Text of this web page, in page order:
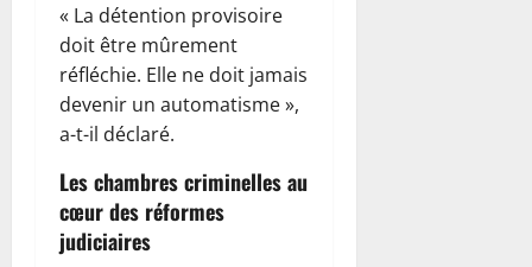
« La détention provisoire
doit être mûrement
réfléchie. Elle ne doit jamais
devenir un automatisme »,
a-t-il déclaré.
Les chambres criminelles au
cœur des réformes
judiciaires